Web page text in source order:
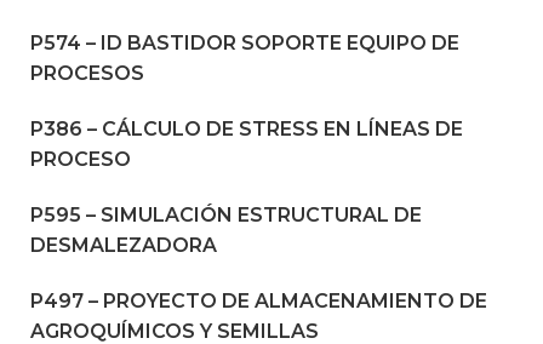
P574 – ID BASTIDOR SOPORTE EQUIPO DE
PROCESOS
P386 – CÁLCULO DE STRESS EN LÍNEAS DE
PROCESO
P595 – SIMULACIÓN ESTRUCTURAL DE
DESMALEZADORA
P497 – PROYECTO DE ALMACENAMIENTO DE
AGROQUÍMICOS Y SEMILLAS